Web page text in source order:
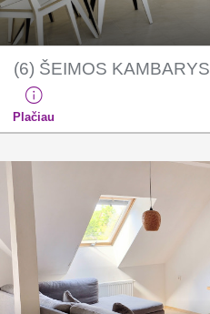
(6) ŠEIMOS KAMBARYS
Plačiau